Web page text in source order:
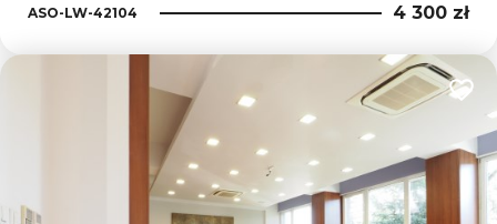
ASO-LW-42104 4 300 zł